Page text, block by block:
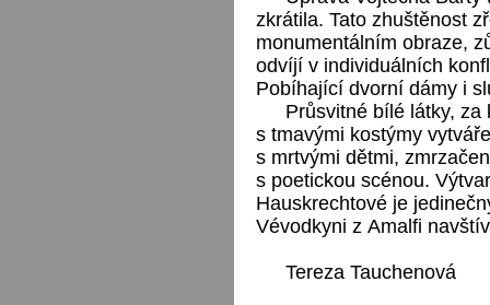
zkrátila. Tato zhuštěnost
monumentálním obraze,
odvíjí v individuálních
Pobíhající dvorní dámy i
Průsvitné bílé látky,
s tmavými kostýmy
s mrtvými dětmi,
s poetickou scénou.
Hauskrechtové je
Vévodkyni z Amalfi
Tereza Tauchenová